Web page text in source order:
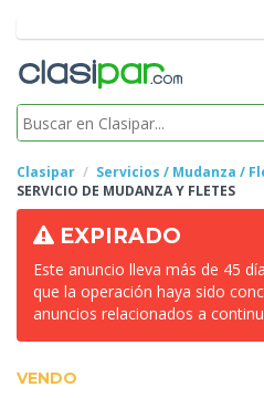
Clasipar
Servicios / Mudanza /
SERVICIO DE MUDANZA Y FLETES
EXPIRADO
Este anuncio lleva más de 45
que la operación haya sido
anuncios relacionados a
VENDO